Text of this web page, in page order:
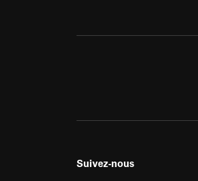
Suivez-nous